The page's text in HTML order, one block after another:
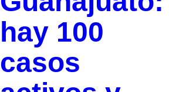
hay 100
casos